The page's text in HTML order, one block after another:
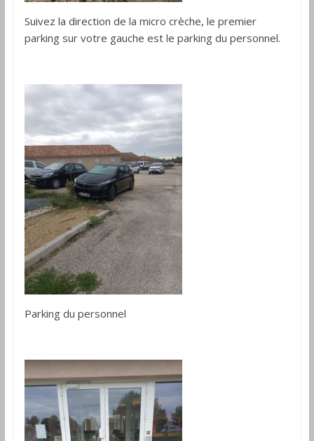
Suivez la direction de la micro crèche, le premier
parking sur votre gauche est le parking du personnel.
Parking du personnel